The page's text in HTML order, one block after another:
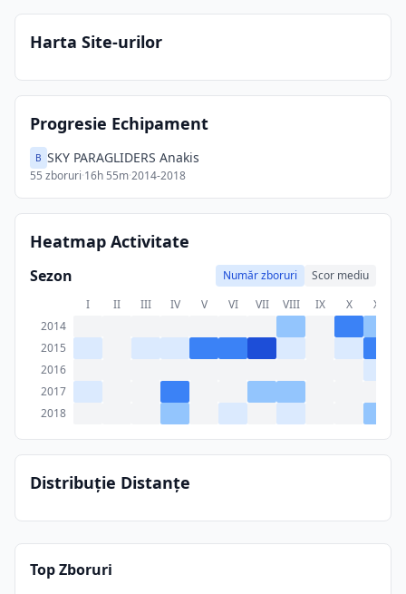
Harta Site-urilor
Progresie Echipament
B SKY PARAGLIDERS Anakis
55 zboruri·16h 55m·2014-2018
Heatmap Activitate
Sezon Număr zboruri
Scor mediu
I
II III IV V VI VII VIII IX X XI
2014
2015
2016
2017
2018
Distribuție Distanțe
Top Zboruri